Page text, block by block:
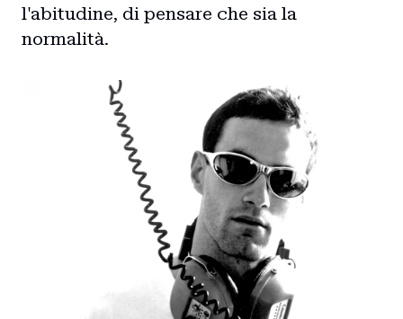
l'abitudine, di pensare che sia la
normalità.